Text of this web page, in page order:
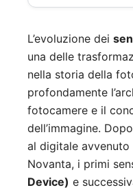
L’evoluzione dei
una delle
nella storia della
profondamente
fotocamere e il
dell’immagine.
al digitale
Novanta, i primi
Device) e